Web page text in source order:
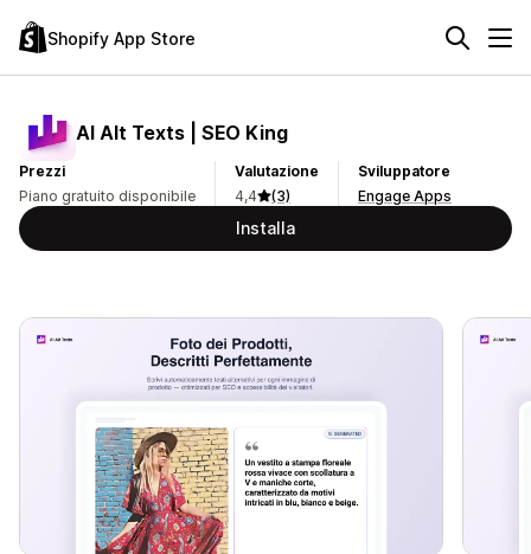
Shopify App Store
AI Alt Texts | SEO King
Prezzi
Piano gratuito disponibile
Valutazione
4,4
(3)
Sviluppatore
Engage Apps
Installa